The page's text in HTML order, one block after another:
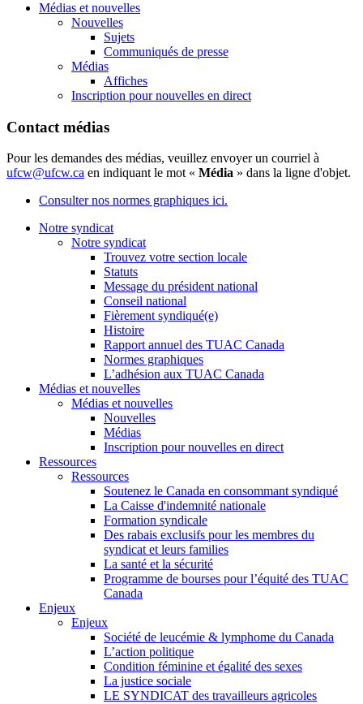
Médias et nouvelles
Nouvelles
Sujets
Communiqués de presse
Médias
Affiches
Inscription pour nouvelles en direct
Contact médias
Pour les demandes des médias, veuillez envoyer un courriel à
ufcw@ufcw.ca en indiquant le mot « Média » dans la ligne d'objet.
Consulter nos normes graphiques ici.
Notre syndicat
Notre syndicat
Trouvez votre section locale
Statuts
Message du président national
Conseil national
Fièrement syndiqué(e)
Histoire
Rapport annuel des TUAC Canada
Normes graphiques
L’adhésion aux TUAC Canada
Médias et nouvelles
Médias et nouvelles
Nouvelles
Médias
Inscription pour nouvelles en direct
Ressources
Ressources
Soutenez le Canada en consommant syndiqué
La Caisse d'indemnité nationale
Formation syndicale
Des rabais exclusifs pour les membres du
syndicat et leurs families
La santé et la sécurité
Programme de bourses pour l’équité des TUAC
Canada
Enjeux
Enjeux
Société de leucémie & lymphome du Canada
L’action politique
Condition féminine et égalité des sexes
La justice sociale
LE SYNDICAT des travailleurs agricoles